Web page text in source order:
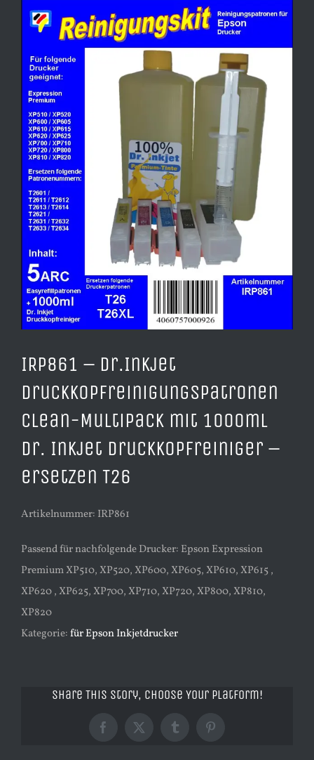
Zeige
grösseres
IRP861 – Dr.Inkjet
Druckkopfreinigungspatronen
Clean-Multipack mit 1000ml
Dr. Inkjet Druckkopfreiniger –
ersetzen T26
Artikelnummer: IRP861
Passend für nachfolgende Drucker: Epson Expression
Premium XP510, XP520, XP600, XP605, XP610, XP615 ,
XP620 , XP625, XP700, XP710, XP720, XP800, XP810,
XP820
Kategorie:für Epson Inkjetdrucker
Share This Story, Choose Your Platform!
Facebook
X TumblrPinterest